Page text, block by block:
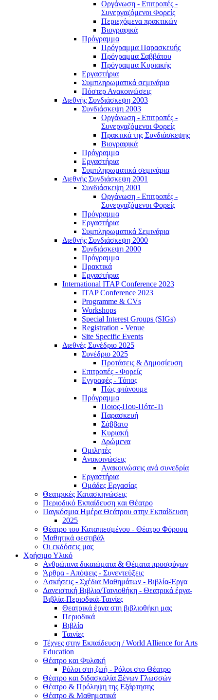
Οργάνωση - Επιτροπές -
Συνεργαζόμενοι Φορείς
Περιεχόμενα πρακτικών
Βιογραφικά
Πρόγραμμα
Πρόγραμμα Παρασκευής
Πρόγραμμα Σαββάτου
Πρόγραμμα Κυριακής
Εργαστήρια
Συμπληρωματικά σεμινάρια
Πόστερ Ανακοινώσεις
Διεθνής Συνδιάσκεψη 2003
Συνδιάσκεψη 2003
Οργάνωση - Επιτροπές -
Συνεργαζόμενοι Φορείς
Πρακτικά της Συνδιάσκεψης
Βιογραφικά
Πρόγραμμα
Εργαστήρια
Συμπληρωματικά σεμινάρια
Διεθνής Συνδιάσκεψη 2001
Συνδιάσκεψη 2001
Οργάνωση - Επιτροπές -
Συνεργαζόμενοι Φορείς
Πρόγραμμα
Εργαστήρια
Συμπληρωματικά Σεμινάρια
Διεθνής Συνδιάσκεψη 2000
Συνδιάσκεψη 2000
Πρόγραμμα
Πρακτικά
Εργαστήρια
International ITAP Conference 2023
ITAP Conference 2023
Programme & CVs
Workshops
Special Interest Groups (SIGs)
Registration - Venue
Site Specific Events
Διεθνές Συνέδριο 2025
Συνέδριο 2025
Προτάσεις & Δημοσίευση
Επιτροπές - Φορείς
Εγγραφές - Τόπος
Πώς φτάνουμε
Πρόγραμμα
Ποιος-Που-Πότε-Τι
Παρασκευή
Σάββατο
Κυριακή
Δρώμενα
Ομιλητές
Ανακοινώσεις
Ανακοινώσεις ανά συνεδρία
Εργαστήρια
Ομάδες Εργασίας
Θεατρικές Κατασκηνώσεις
Περιοδικό Εκπαίδευση και Θέατρο
Παγκόσμια Ημέρα Θεάτρου στην Εκπαίδευση
2025
Θέατρο του Καταπιεσμένου - Θέατρο Φόρουμ
Μαθητικά φεστιβάλ
Οι εκδόσεις μας
Χρήσιμο Υλικό
Ανθρώπινα δικαιώματα & Θέματα προσφύγων
Άρθρα - Απόψεις - Συνεντεύξεις
Ασκήσεις - Σχέδια Μαθημάτων - Βιβλία-Έργα
Δανειστική Βιβλιο/Ταινιοθήκη - Θεατρικά έργα-
Βιβλία-Περιοδικά-Ταινίες
Θεατρικά έργα στη βιβλιοθήκη μας
Περιοδικά
Βιβλία
Ταινίες
Τέχνες στην Εκπαίδευση / World Allience for Arts
Education
Θέατρο και Φυλακή
Ρόλοι στη ζωή - Ρόλοι στο Θέατρο
Θέατρο και διδασκαλία Ξένων Γλωσσών
Θέατρο & Πρόληψη της Εξάρτησης
Θέατρο & Μαθηματικά